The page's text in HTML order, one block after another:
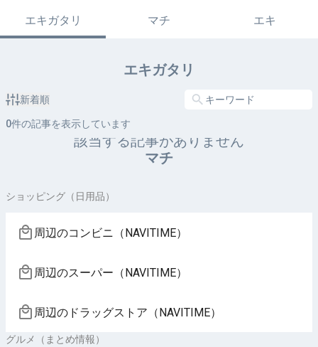
エキガタリ マチ エキ
エキガタリ
新着順
0件の記事を表示しています
該当する記事がありません
マチ
ショッピング（日用品）
周辺のコンビニ（NAVITIME）
周辺のスーパー（NAVITIME）
周辺のドラッグストア（NAVITIME）
グルメ（まとめ情報）